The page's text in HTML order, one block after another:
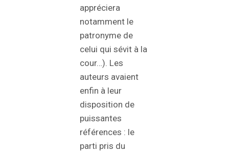
appréciera
notamment le
patronyme de
celui qui sévit à la
cour…). Les
auteurs avaient
enfin à leur
disposition de
puissantes
références : le
parti pris du